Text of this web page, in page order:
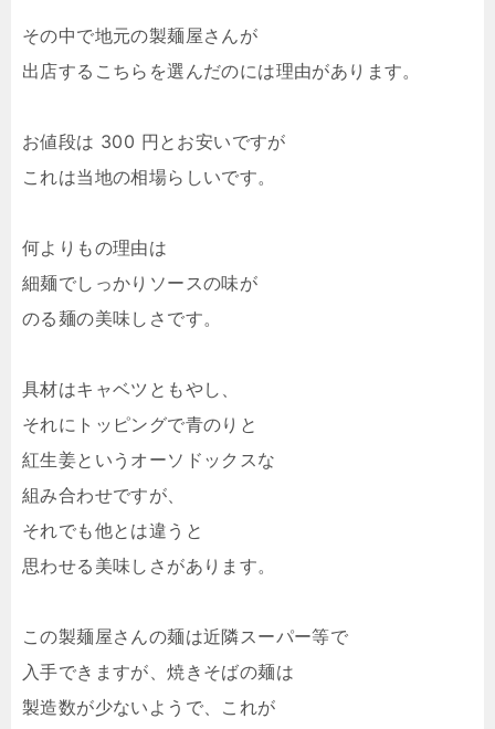
その中で地元の製麺屋さんが
出店するこちらを選んだのには理由があります。
お値段は 300 円とお安いですが
これは当地の相場らしいです。
何よりもの理由は
細麺でしっかりソースの味が
のる麺の美味しさです。
具材はキャベツともやし、
それにトッピングで青のりと
紅生姜というオーソドックスな
組み合わせですが、
それでも他とは違うと
思わせる美味しさがあります。
この製麺屋さんの麺は近隣スーパー等で
入手できますが、焼きそばの麺は
製造数が少ないようで、これが